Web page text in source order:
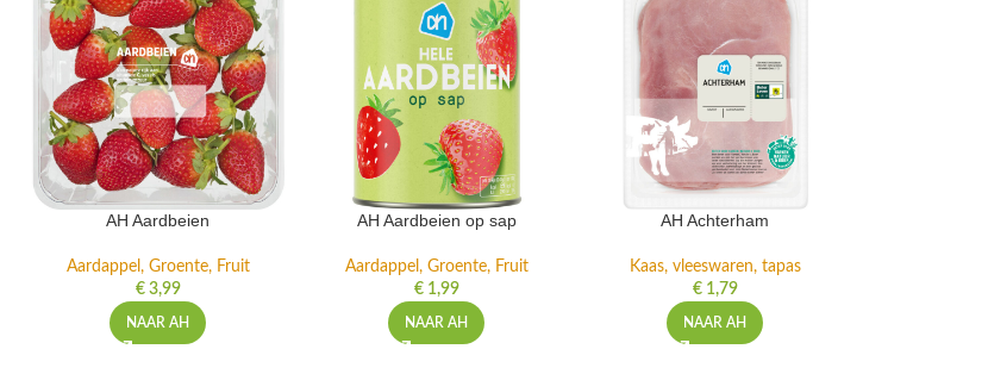
AH Aardbeien
Aardappel, Groente, Fruit
€3,99
NAAR AH
AH Aardbeien op sap
Aardappel, Groente, Fruit
€1,99
NAAR AH
AH Achterham
Kaas, vleeswaren, tapas
€1,79
NAAR AH